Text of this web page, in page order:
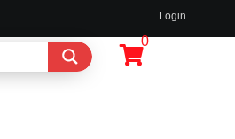
Login
0